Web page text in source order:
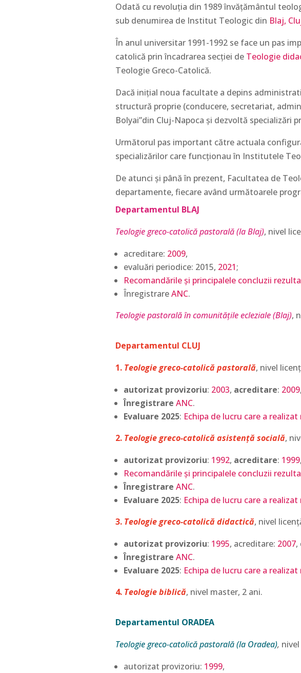
Odată cu revoluția din 1989 învățământul
sub denumirea de Institut Teologic din Blaj,
În anul universitar 1991-1992 se face un pas
catolică prin încadrarea secţiei de Teologie
Teologie Greco-Catolică.
Dacă iniţial noua facultate a depins
structură proprie (conducere, secretariat,
Bolyai”din Cluj-Napoca și dezvoltă
Următorul pas important către actuala
specializărilor care funcționau în Institutele
De atunci și până în prezent, Facultatea de
departamente, fiecare având următoarele
Departamentul BLAJ
Teologie greco-catolică pastorală (la Blaj), nivel
acreditare: 2009,
evaluări periodice: 2015, 2021;
Recomandările și principalele concluzii
ÎnregistrareANC.
Teologie pastorală în comunitățile ecleziale (Blaj),
Departamentul CLUJ
1. Teologie greco-catolică pastorală, nivel
autorizat provizoriu: 2003, acreditare: 2009,
Înregistrare ANC.
Evaluare 2025: Echipa de lucru care a
2. Teologie greco-catolică asistență socială,
autorizat provizoriu: 1992, acreditare: 1999,
Recomandările și principalele concluzii
Înregistrare ANC.
Evaluare 2025: Echipa de lucru care a
3. Teologie greco-catolică didactică, nivel
autorizat provizoriu: 1995, acreditare: 2007,
Înregistrare ANC.
Evaluare 2025: Echipa de lucru care a
4. Teologie biblică, nivel master, 2 ani.
Departamentul ORADEA
Teologie greco-catolică pastorală (la Oradea),
autorizat provizoriu: 1999,